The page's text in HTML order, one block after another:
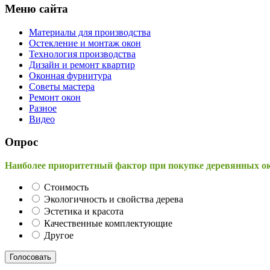
Меню сайта
Материалы для производства
Остекление и монтаж окон
Технология производства
Дизайн и ремонт квартир
Оконная фурнитура
Советы мастера
Ремонт окон
Разное
Видео
Опрос
Наиболее приоритетный фактор при покупке деревянных
Стоимость
Экологичность и свойства дерева
Эстетика и красота
Качественные комплектующие
Другое